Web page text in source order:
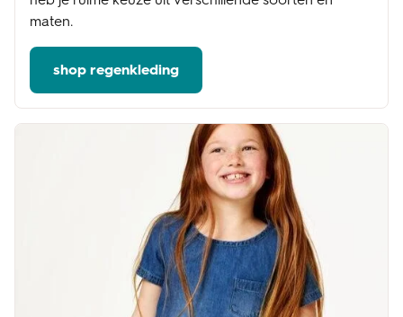
maten.
shop regenkleding